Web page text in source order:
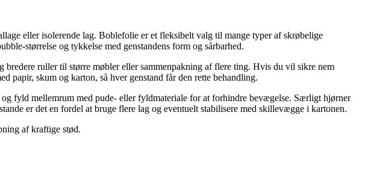
eller isolerende lag. Boblefolie er et fleksibelt valg til mange typer af skrøbelige
størrelse og tykkelse med genstandens form og sårbarhed.
ruller til større møbler eller sammenpakning af flere ting. Hvis du vil sikre nem
papir, skum og karton, så hver genstand får den rette behandling.
fyld mellemrum med pude- eller fyldmateriale for at forhindre bevægelse. Særligt hjørner
er det en fordel at bruge flere lag og eventuelt stabilisere med skillevægge i kartonen.
af kraftige stød.